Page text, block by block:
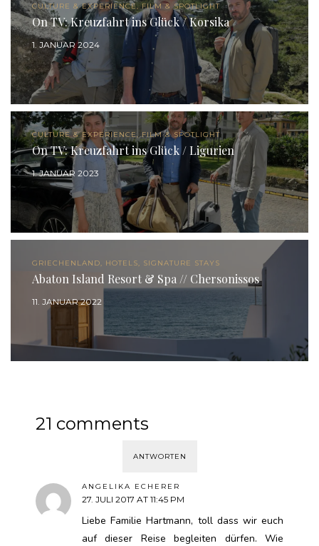
CULTURE & EXPERIENCE, FILM & SPOTLIGHT
On TV: Kreuzfahrt ins Glück / Korsika
1. JANUAR 2024
CULTURE & EXPERIENCE, FILM & SPOTLIGHT
On TV: Kreuzfahrt ins Glück / Ligurien
1. JANUAR 2023
GRIECHENLAND, HOTELS, SIGNATURE STAYS
Abaton Island Resort & Spa // Chersonissos
11. JANUAR 2022
21 comments
ANTWORTEN
ANGELIKA ECHERER
27. JULI 2017 AT 11:45 PM
Liebe Familie Hartmann, toll dass wir euch
auf dieser Reise begleiten dürfen. Wie